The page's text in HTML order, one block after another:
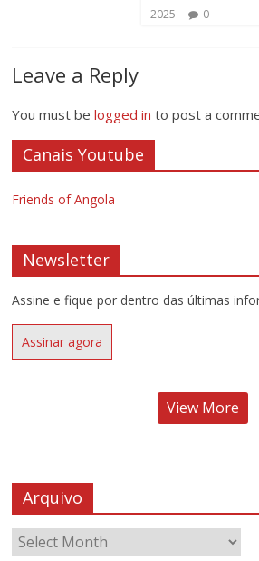
2025
0
Leave a Reply
You must belogged in to post a
Canais Youtube
Friends of Angola
Newsletter
Assine e fique por dentro das últimas
Assinar agora
View More
Arquivo